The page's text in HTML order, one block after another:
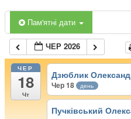
Пам'ятні дати
ЧЕР 2026
ЧЕР
18
Чт
Дзюблик
Чер 18 день
Пучківський